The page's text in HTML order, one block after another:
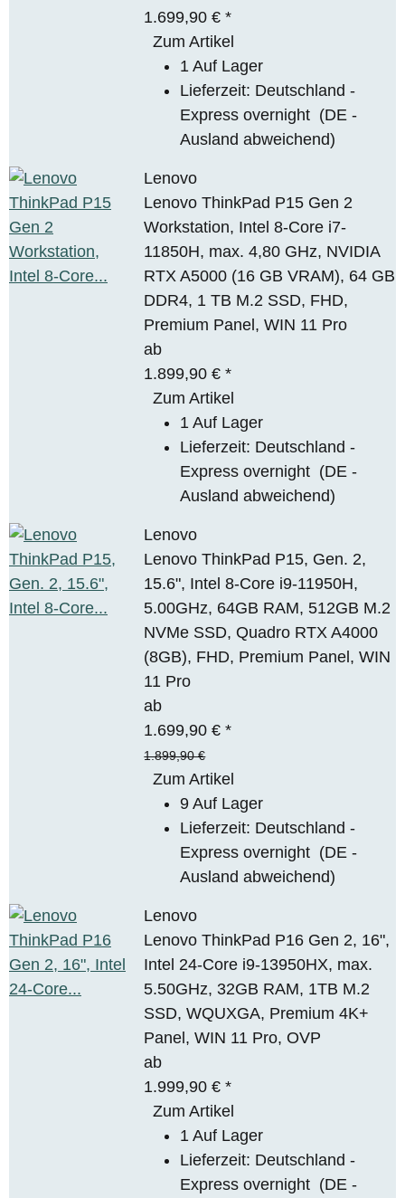
1.699,90 €*
Zum Artikel
1 Auf Lager
Lieferzeit: Deutschland -
Express overnight (DE -
Ausland abweichend)
Lenovo
Lenovo ThinkPad P15 Gen 2
Workstation, Intel 8-Core i7-
11850H, max. 4,80 GHz, NVIDIA
RTX A5000 (16 GB VRAM), 64 GB
DDR4, 1 TB M.2 SSD, FHD,
Premium Panel, WIN 11 Pro
ab
1.899,90 €*
Zum Artikel
1 Auf Lager
Lieferzeit: Deutschland -
Express overnight (DE -
Ausland abweichend)
Lenovo
Lenovo ThinkPad P15, Gen. 2,
15.6", Intel 8-Core i9-11950H,
5.00GHz, 64GB RAM, 512GB M.2
NVMe SSD, Quadro RTX A4000
(8GB), FHD, Premium Panel, WIN
11 Pro
ab
1.699,90 €*
1.899,90 €
Zum Artikel
9 Auf Lager
Lieferzeit: Deutschland -
Express overnight (DE -
Ausland abweichend)
Lenovo
Lenovo ThinkPad P16 Gen 2, 16",
Intel 24-Core i9-13950HX, max.
5.50GHz, 32GB RAM, 1TB M.2
SSD, WQUXGA, Premium 4K+
Panel, WIN 11 Pro, OVP
ab
1.999,90 €*
Zum Artikel
1 Auf Lager
Lieferzeit: Deutschland -
Express overnight (DE -